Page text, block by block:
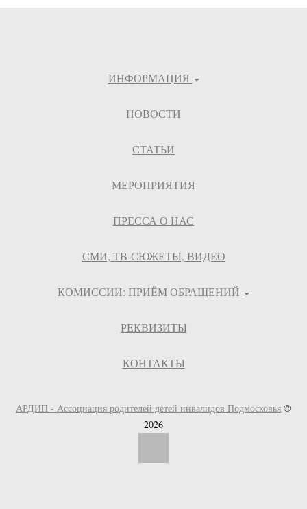
ИНФОРМАЦИЯ
НОВОСТИ
СТАТЬИ
МЕРОПРИЯТИЯ
ПРЕССА О НАС
СМИ, ТВ-СЮЖЕТЫ, ВИДЕО
КОМИССИИ: ПРИЁМ ОБРАЩЕНИЙ
РЕКВИЗИТЫ
КОНТАКТЫ
АРДИП - Ассоциация родителей детей инвалидов Подмосковья ©
2026